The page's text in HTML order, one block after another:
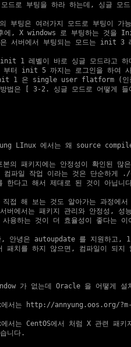
드로 부팅을 하라 하는데, 싱글 모드
부팅은 여러가지 모드로 부팅이 가
에, X windows 로 부팅하는 것을
서버에서 부팅되는 모드는 init 3
1 레벨이 바로 싱글 모드라고
터 init 5 까지는 로그인을 하여
1 은 single user flatform (인
법은 [
3-2. 싱글 모드로 어떻게 들
LInux 에서는 왜 source
의 패키지에는 안정성이 확인된 많
컴파일 작업 이라는 것은 단순하게
한다고 해서 제대로 된 것이 아닙니
접 해 보는 것도 알아가는 과정에
버에서는 패키지 관리와 안정성, 성
용하는 것이 더 효율성이 좋다는 이
패치를 하지 않으면, 컴파일이 되지
가 없는데 Oracle 을 어떻게 설
서는
http://annyung.oos.org/
서는 CentOS에서 처럼 X 관련 패키
니다.